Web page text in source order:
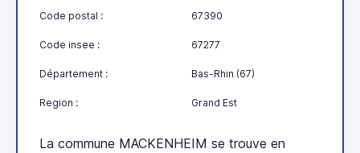
Code postal : 67390
Code insee : 67277
Département : Bas-Rhin (67)
Region : Grand Est
La commune MACKENHEIM se trouve en